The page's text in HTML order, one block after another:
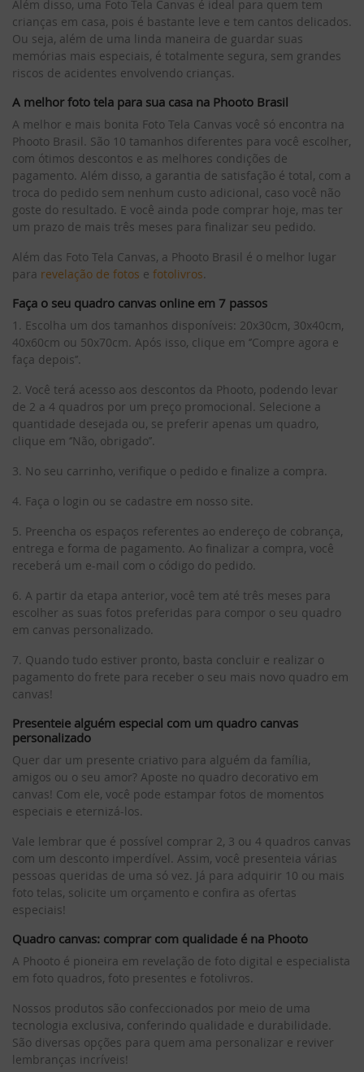
Além disso, uma Foto Tela Canvas é ideal para quem tem
crianças em casa, pois é bastante leve e tem cantos delicados.
Ou seja, além de uma linda maneira de guardar suas
memórias mais especiais, é totalmente segura, sem grandes
riscos de acidentes envolvendo crianças.
A melhor foto tela para sua casa na Phooto Brasil
A melhor e mais bonita Foto Tela Canvas você só encontra na
Phooto Brasil. São 10 tamanhos diferentes para você escolher,
com ótimos descontos e as melhores condições de
pagamento. Além disso, a garantia de satisfação é total, com a
troca do pedido sem nenhum custo adicional, caso você não
goste do resultado. E você ainda pode comprar hoje, mas ter
um prazo de mais três meses para finalizar seu pedido.
Além das Foto Tela Canvas, a Phooto Brasil é o melhor lugar
para revelação de fotos e fotolivros.
Faça o seu quadro canvas online em 7 passos
1. Escolha um dos tamanhos disponíveis: 20x30cm, 30x40cm,
40x60cm ou 50x70cm. Após isso, clique em ‘’Compre agora e
faça depois’’.
2. Você terá acesso aos descontos da Phooto, podendo levar
de 2 a 4 quadros por um preço promocional. Selecione a
quantidade desejada ou, se preferir apenas um quadro,
clique em ‘’Não, obrigado’’.
3. No seu carrinho, verifique o pedido e finalize a compra.
4. Faça o login ou se cadastre em nosso site.
5. Preencha os espaços referentes ao endereço de cobrança,
entrega e forma de pagamento. Ao finalizar a compra, você
receberá um e-mail com o código do pedido.
6. A partir da etapa anterior, você tem até três meses para
escolher as suas fotos preferidas para compor o seu quadro
em canvas personalizado.
7. Quando tudo estiver pronto, basta concluir e realizar o
pagamento do frete para receber o seu mais novo quadro em
canvas!
Presenteie alguém especial com um quadro canvas
personalizado
Quer dar um presente criativo para alguém da família,
amigos ou o seu amor? Aposte no quadro decorativo em
canvas! Com ele, você pode estampar fotos de momentos
especiais e eternizá-los.
Vale lembrar que é possível comprar 2, 3 ou 4 quadros canvas
com um desconto imperdível. Assim, você presenteia várias
pessoas queridas de uma só vez. Já para adquirir 10 ou mais
foto telas, solicite um orçamento e confira as ofertas
especiais!
Quadro canvas: comprar com qualidade é na Phooto
A Phooto é pioneira em revelação de foto digital e especialista
em foto quadros, foto presentes e fotolivros.
Nossos produtos são confeccionados por meio de uma
tecnologia exclusiva, conferindo qualidade e durabilidade.
São diversas opções para quem ama personalizar e reviver
lembranças incríveis!